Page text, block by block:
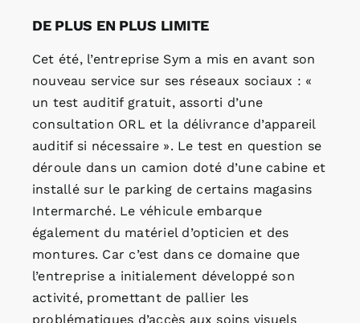
DE PLUS EN PLUS LIMITE
Cet été, l’entreprise Sym a mis en avant son
nouveau service sur ses réseaux sociaux : «
un test auditif gratuit, assorti d’une
consultation ORL et la délivrance d’appareil
auditif si nécessaire ». Le test en question se
déroule dans un camion doté d’une cabine et
installé sur le parking de certains magasins
Intermarché. Le véhicule embarque
également du matériel d’opticien et des
montures. Car c’est dans ce domaine que
l’entreprise a initialement développé son
activité, promettant de pallier les
problématiques d’accès aux soins visuels